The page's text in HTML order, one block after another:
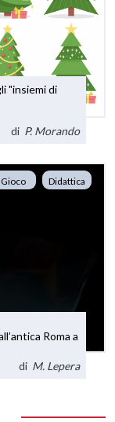
"insiemi di
di P. Morando
Gioco Didattica
Roma a
di M. Lepera